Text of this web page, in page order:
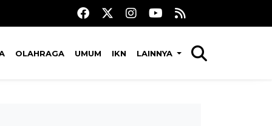
OLAHRAGA UMUM IKN LAINNYA